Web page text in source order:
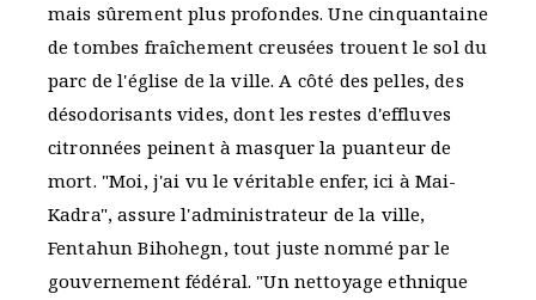
mais sûrement plus profondes. Une cinquantaine
de tombes fraîchement creusées trouent le sol du
parc de l'église de la ville. A côté des pelles, des
désodorisants vides, dont les restes d'effluves
citronnées peinent à masquer la puanteur de
mort. "Moi, j'ai vu le véritable enfer, ici à Mai-
Kadra", assure l'administrateur de la ville,
Fentahun Bihohegn, tout juste nommé par le
gouvernement fédéral. "Un nettoyage ethnique